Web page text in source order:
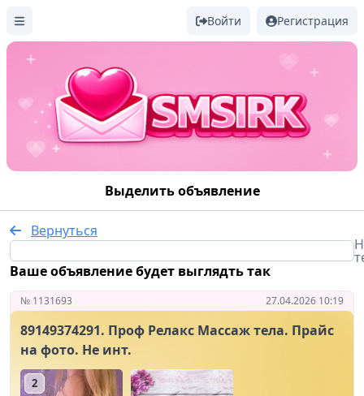
Войти Регистрация
Выделить объявление
Вернуться
Ваше объявление будет выглядть так
№ 1131693 27.04.2026 10:19
89149374291. Проф Релакс Массаж тела. Прайс
на фото. Не инт.
2